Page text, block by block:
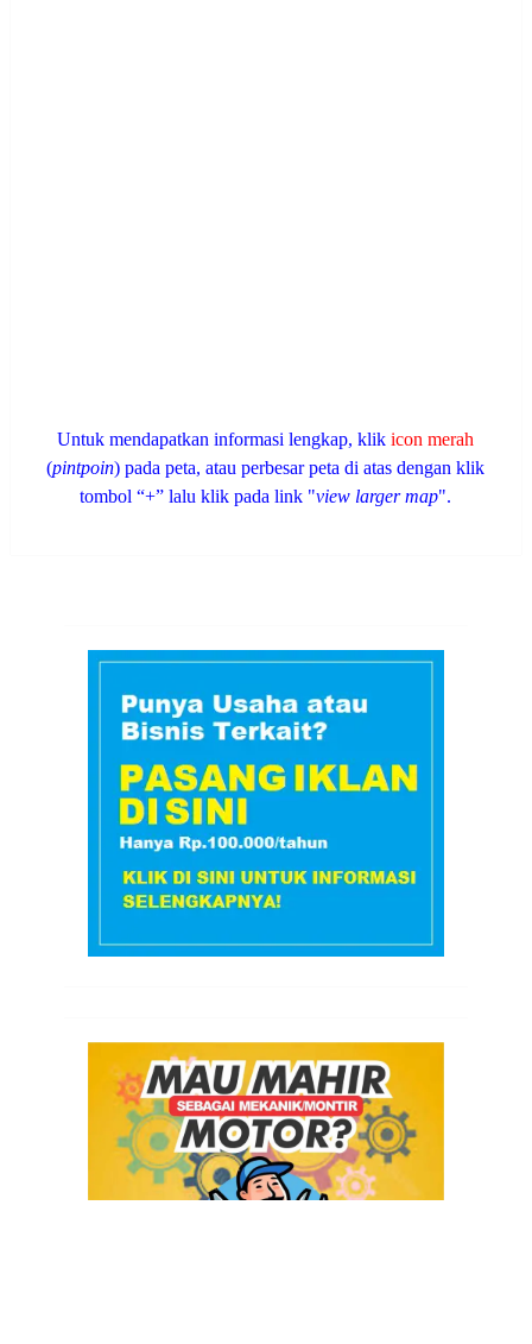
Untuk mendapatkan informasi lengkap, klikicon merah
(pintpoin) pada peta, atau perbesar peta di atas dengan klik
tombol “+” lalu klik pada link "view larger map".